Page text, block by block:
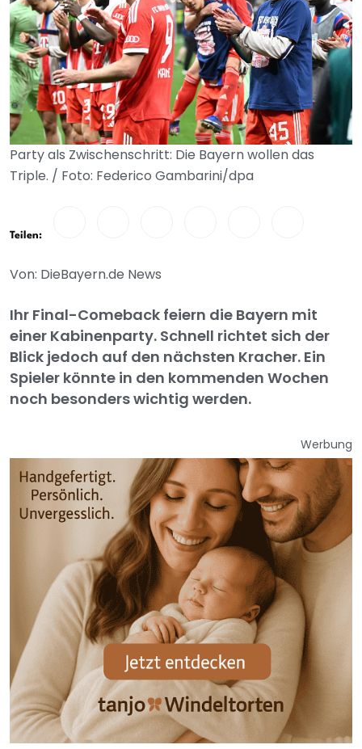
Party als Zwischenschritt: Die Bayern wollen das
Triple. / Foto: Federico Gambarini/dpa
Teilen:
Von: DieBayern.de News
Ihr Final-Comeback feiern die Bayern mit
einer Kabinenparty. Schnell richtet sich der
Blick jedoch auf den nächsten Kracher. Ein
Spieler könnte in den kommenden Wochen
noch besonders wichtig werden.
Werbung